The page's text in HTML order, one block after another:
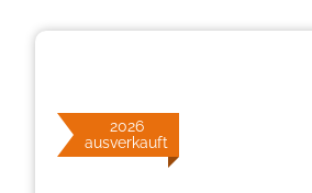
2026
ausverkauft